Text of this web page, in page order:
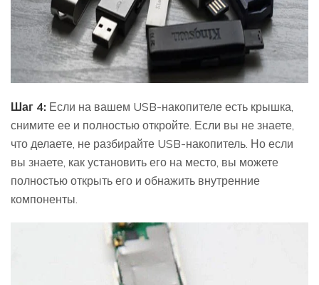
Шаг 4: Если на вашем USB-накопителе есть крышка,
снимите ее и полностью откройте. Если вы не знаете,
что делаете, не разбирайте USB-накопитель. Но если
вы знаете, как установить его на место, вы можете
полностью открыть его и обнажить внутренние
компоненты.